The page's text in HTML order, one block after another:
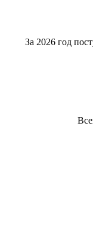
За 2026 год